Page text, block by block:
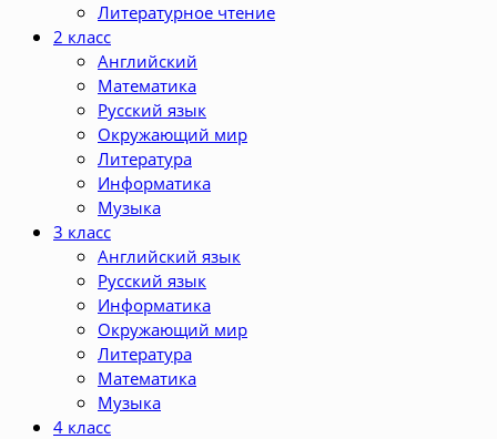
Литературное чтение
2 класс
Английский
Математика
Русский язык
Окружающий мир
Литература
Информатика
Музыка
3 класс
Английский язык
Русский язык
Информатика
Окружающий мир
Литература
Математика
Музыка
4 класс